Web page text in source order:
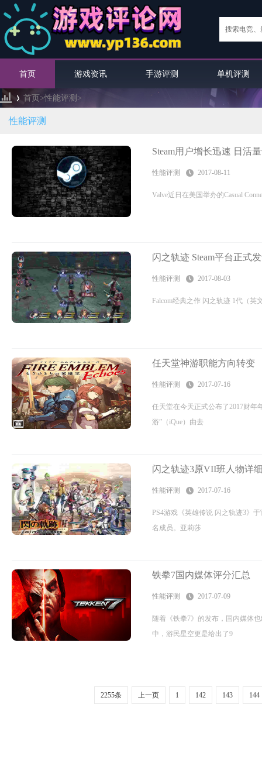
首页 游戏资讯 手游评测 单机评测
›
首页>性能评测 >
性能评测
Steam用户增长迅速 日活
性能评测 2017-08-11
Valve近日在美国举办的Casual
闪之轨迹 Steam平台正式
性能评测 2017-08-03
Falcom经典之作 闪之轨迹 1代（英
任天堂神游职能方向转变
性能评测 2017-07-16
任天堂在今天正式公布了2017财年
游”（iQue）由去
闪之轨迹3原VII班人物详
性能评测 2017-07-16
PS4游戏《英雄传说 闪之轨迹3》
名成员。亚莉莎
铁拳7国内媒体评分汇总
性能评测 2017-07-09
随着《铁拳7》的发布，国内媒体
中，游民星空更是给出了9
2255条 上一页 1 142 143 144